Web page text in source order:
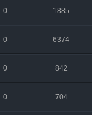
0 1885
0 6374
0 842
0 704